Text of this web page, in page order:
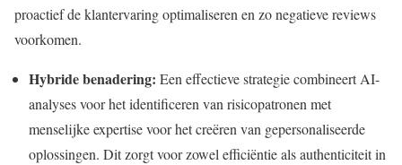
proactief de klantervaring optimaliseren en zo negatieve reviews
voorkomen.
Hybride benadering: Een effectieve strategie combineert AI-
analyses voor het identificeren van risicopatronen met
menselijke expertise voor het creëren van gepersonaliseerde
oplossingen. Dit zorgt voor zowel efficiëntie als authenticiteit in